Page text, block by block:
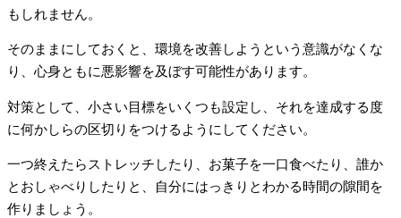
もしれません。
そのままにしておくと、環境を改善しようという意識がなくな
り、心身ともに悪影響を及ぼす可能性があります。
対策として、小さい目標をいくつも設定し、それを達成する度
に何かしらの区切りをつけるようにしてください。
一つ終えたらストレッチしたり、お菓子を一口食べたり、誰か
とおしゃべりしたりと、自分にはっきりとわかる時間の隙間を
作りましょう。